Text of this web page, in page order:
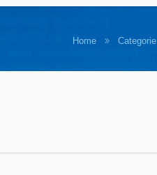
Home Categorie